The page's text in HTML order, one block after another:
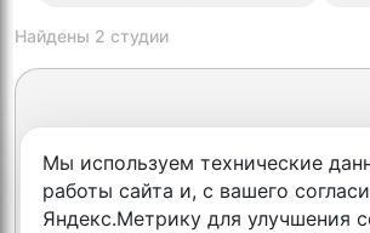
Найдены 2 студии
Мы используем технические
работы сайта и, с вашего
Яндекс.Метрику для улучшения